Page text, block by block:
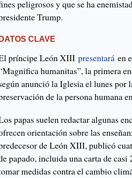
peligrosos y que se ha
Trump.
DATOS CLAVE
príncipe León XIIIpresentará en
humanitas”, la primera
anunció la Iglesia el lunes por
de la persona humana
papas suelen redactar algunas
orientación sobre las
de León XIII, publicó
papado, incluida una carta de casi
medidas contra el cambio